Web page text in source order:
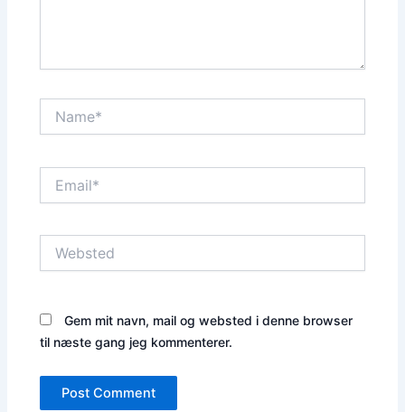
Gem mit navn, mail og websted i denne browser
til næste gang jeg kommenterer.